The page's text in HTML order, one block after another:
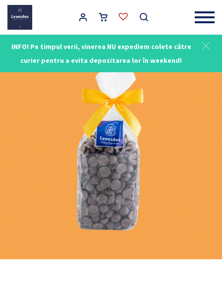
INFO! Pe timpul verii, vinerea NU expediem colete către
curier pentru a evita depozitarea lor în weekend!
Main Navigation